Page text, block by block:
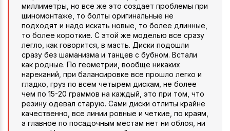
миллиметры, но все же это создает проблемы при
шиномонтаже, то болты оригинальные не
подходят и надо искать новые, то более длинные,
то более короткие. С этой же моделью все сразу
легло, как говорится, в масть. Диски подошли
сразу без шаманизма и танцев с бубном. Встали
как родные. По геометрии, вообще никаких
нареканий, при балансировке все прошло легко и
гладко, груз по всем четырем дискам, не более
чем по 15-20 граммов на каждый, это при том, что
резину одевал старую. Сами диски отлиты крайне
качественно, все линии ровные и четкие, по краям,
а главное по посадочным местам нет ни облоя, ни